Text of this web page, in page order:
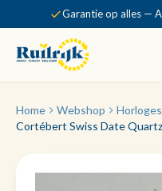
Garantie op alles —
Home Webshop
Horloges
Cortébert Swiss Date